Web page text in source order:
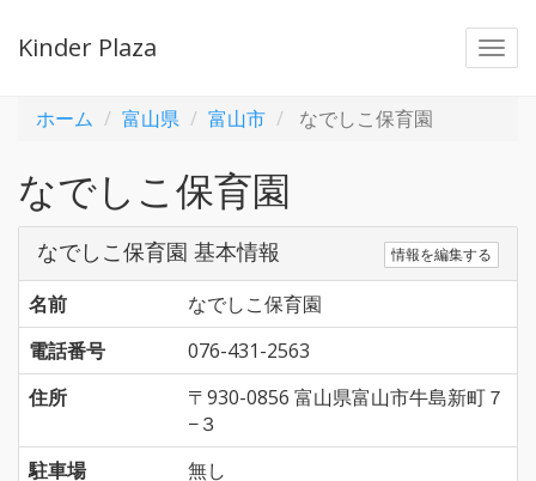
Kinder Plaza
ホーム 富山県 富山市 なでしこ保育園
なでしこ保育園
なでしこ保育園 基本情報 情報を編集する
名前
なでしこ保育園
電話番号
076-431-2563
住所
〒930-0856 富山県富山市牛島新町７
−３
駐車場
無し